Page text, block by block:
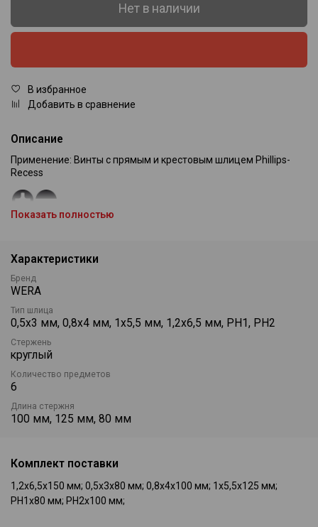
Нет в наличии
В избранное
Добавить в сравнение
Описание
Применение: Винты с прямым и крестовым шлицем Phillips-
Recess
гарантируют долгий срок службы
наконечника и высокую точность
Показать полностью
Характеристики
Бренд
WERA
Тип шлица
0,5х3 мм, 0,8х4 мм, 1х5,5 мм, 1,2х6,5 мм, PH1, PH2
Стержень
круглый
Количество предметов
6
Длина стержня
100 мм, 125 мм, 80 мм
Комплект поставки
1,2x6,5x150 мм; 0,5x3x80 мм; 0,8x4x100 мм; 1x5,5x125 мм;
PH1x80 мм; PH2x100 мм;